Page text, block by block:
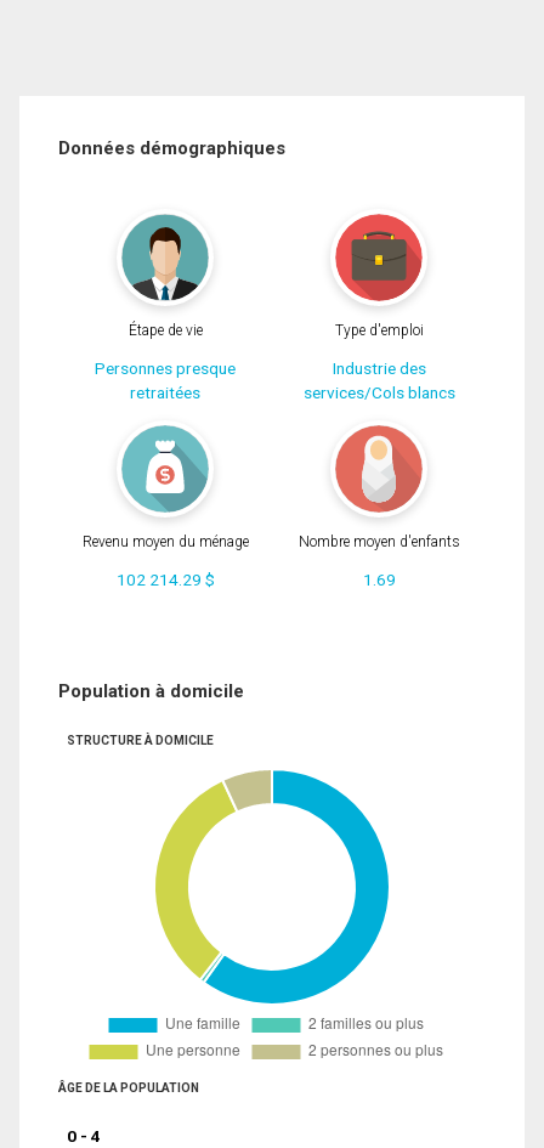
Données démographiques
Étape de vie
Personnes presque
retraitées
Type d'emploi
Industrie des
services/Cols blancs
Revenu moyen du ménage
102 214.29 $
Nombre moyen d'enfants
1.69
Population à domicile
STRUCTURE À DOMICILE
ÂGE DE LA POPULATION
0 - 4